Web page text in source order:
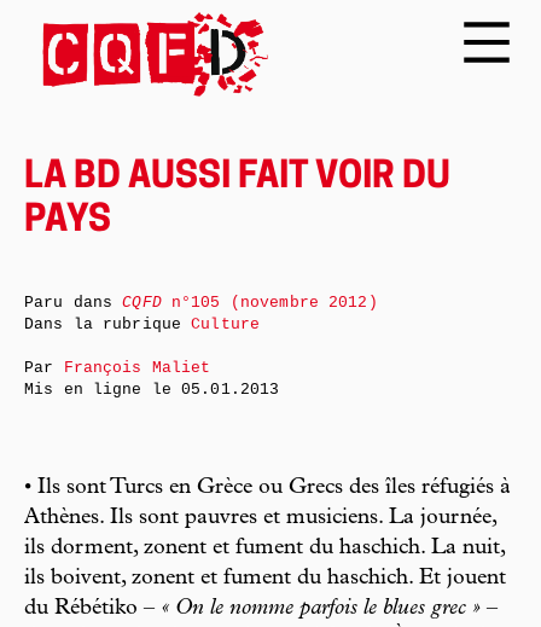
LA BD AUSSI FAIT VOIR DU
PAYS
• Ils sont Turcs en Grèce ou Grecs des îles réfugiés à
Athènes. Ils sont pauvres et musiciens. La journée,
ils dorment, zonent et fument du haschich. La nuit,
ils boivent, zonent et fument du haschich. Et jouent
du Rébétiko – « On le nomme parfois le blues grec » –
Paru dansCQFDn°105 (novembre 2012)
Dans la rubriqueCulture
Par François Maliet
Mis en ligne le05.01.2013